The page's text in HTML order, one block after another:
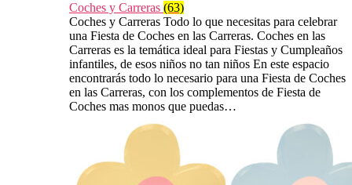
Coches y Carreras (63)
Coches y Carreras Todo lo que necesitas para celebrar
una Fiesta de Coches en las Carreras. Coches en las
Carreras es la temática ideal para Fiestas y Cumpleaños
infantiles, de esos niños no tan niños En este espacio
encontrarás todo lo necesario para una Fiesta de Coches
en las Carreras, con los complementos de Fiesta de
Coches mas monos que puedas…